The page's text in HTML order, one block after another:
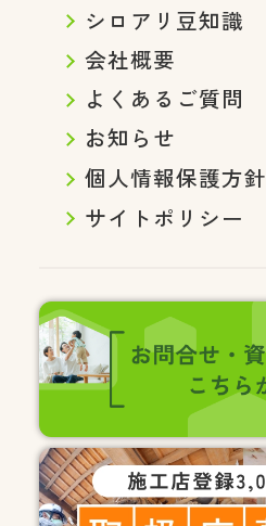
シロアリ豆知識
会社概要
よくあるご質問
お知らせ
個人情報保護方針
サイトポリシー